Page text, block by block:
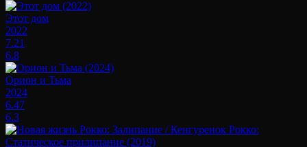
Этот дом
2022
7.21
6.8
Орион и Тьма
2024
6.47
6.3